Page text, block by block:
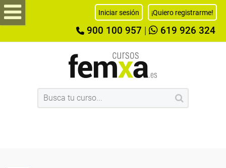
Iniciar sesión ¡Quiero registrarme!
900 100 957 619 926 324